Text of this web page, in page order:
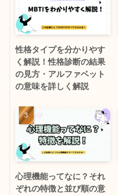
性格タイプを分かりやす
く解説！性格診断の結果
の見方・アルファベット
の意味を詳しく解説
心理機能ってなに？それ
ぞれの特徴と並び順の意